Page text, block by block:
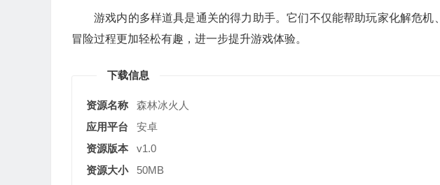
游戏内的多样道具是通关的得力助手。它们不仅能帮助玩家化解危
冒险过程更加轻松有趣，进一步提升游戏体验。
下载信息
资源名称
森林冰火人
应用平台
安卓
资源版本
v1.0
资源大小
50MB